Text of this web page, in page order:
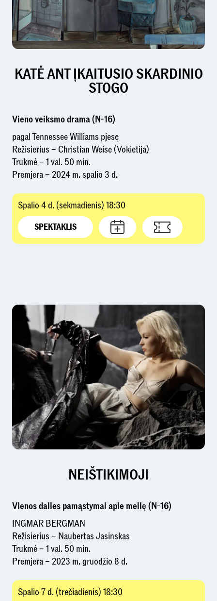
KATĖ ANT ĮKAITUSIO SKARDINIO
STOGO
Vieno veiksmo drama (N-16)
pagal Tennessee Williams pjesę
Režisierius – Christian Weise (Vokietija)
Trukmė – 1 val. 50 min.
Premjera – 2024 m. spalio 3 d.
Spalio 4 d. (sekmadienis) 18:30
SPEKTAKLIS
NEIŠTIKIMOJI
Vienos dalies pamąstymai apie meilę (N-16)
INGMAR BERGMAN
Režisierius – Naubertas Jasinskas
Trukmė – 1 val. 50 min.
Premjera – 2023 m. gruodžio 8 d.
Spalio 7 d. (trečiadienis) 18:30